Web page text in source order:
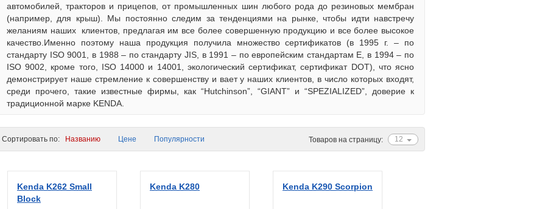
автомобилей, тракторов и прицепов, от промышленных шин любого рода до резиновых мембран
(например, для крыш). Мы постоянно следим за тенденциями на рынке, чтобы идти навстречу
желаниям наших клиентов, предлагая им все более совершенную продукцию и все более высокое
качество.Именно поэтому наша продукция получила множество сертификатов (в 1995 г. – по
стандарту ISO 9001, в 1988 – по стандарту JIS, в 1991 – по европейским стандартам Е, в 1994 – по
ISO 9002, кроме того, ISO 14000 и 14001, экологический сертификат, сертификат DOT), что ясно
демонстрирует наше стремление к совершенству и вает у наших клиентов, в число которых входят,
среди прочего, такие известные фирмы, как “Hutchinson”, “GIANT” и “SPEZIALIZED”, доверие к
традиционной марке KENDA.
12
Товаров на страницу:
Сортировать по: Названию Цене Популярности
Kenda K262 Small
Block
Kenda K280 Kenda K290 Scorpion